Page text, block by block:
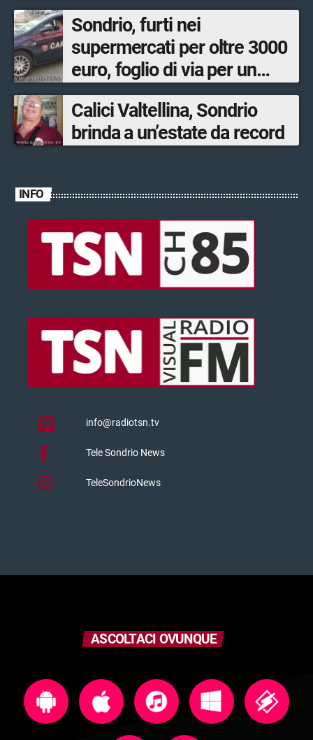
Sondrio, furti nei
supermercati per oltre 3000
euro, foglio di via per un
ventinovenne
Calici Valtellina, Sondrio
brinda a un’estate da record
INFO
info@radiotsn.tv
Tele Sondrio News
TeleSondrioNews
ASCOLTACI OVUNQUE